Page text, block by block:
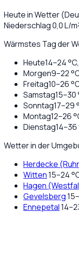
Heute inWetter(
Niederschlag0,0L/
Wärmstes Tag der
Heute14–24°C,
Morgen9–22
Freitag10–26
Samstag15–30
Sonntag17–29
Montag12–26
Dienstag14–36
Wetter in der
Herdecke
Witten15–24
Hagen
Gevelsberg15–
Ennepetal14–